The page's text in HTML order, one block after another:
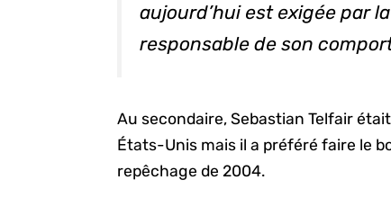
aujourd’hui est exigée par
responsable de son
Au secondaire, Sebastian Telfair
États-Unis mais il a préféré faire le
repêchage de 2004.